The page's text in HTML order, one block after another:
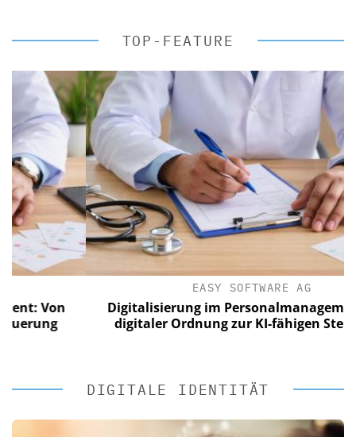
TOP-FEATURE
Von
EASY SOFTWARE AG
Digitalisierung im Personalmanagement:
digitaler Ordnung zur KI-fähigen
DIGITALE IDENTITÄT